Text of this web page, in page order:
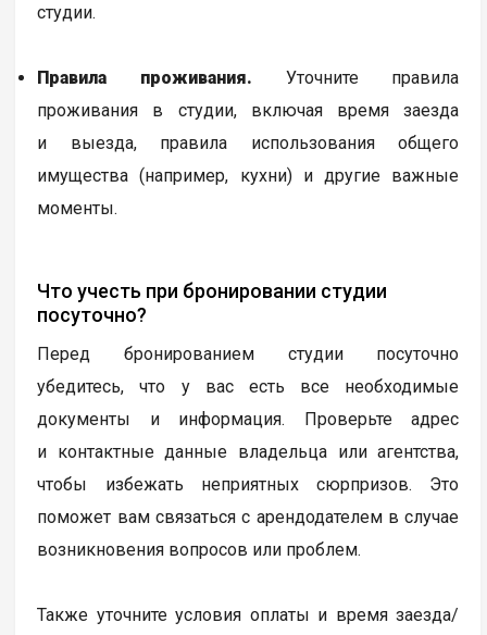
студии.
Правила проживания. Уточните правила
проживания в студии, включая время заезда
и выезда, правила использования общего
имущества (например, кухни) и другие важные
моменты.
Что учесть при бронировании студии
посуточно?
Перед бронированием студии посуточно
убедитесь, что у вас есть все необходимые
документы и информация. Проверьте адрес
и контактные данные владельца или агентства,
чтобы избежать неприятных сюрпризов. Это
поможет вам связаться с арендодателем в случае
возникновения вопросов или проблем.
Также уточните условия оплаты и время заезда/